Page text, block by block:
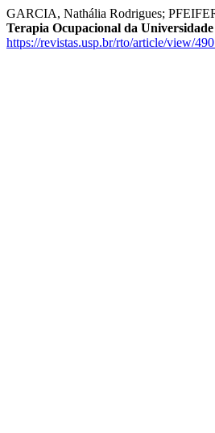
GARCIA, Nathália Rodrigues;
Terapia Ocupacional da Universidade
https://revistas.usp.br/rto/article/view/